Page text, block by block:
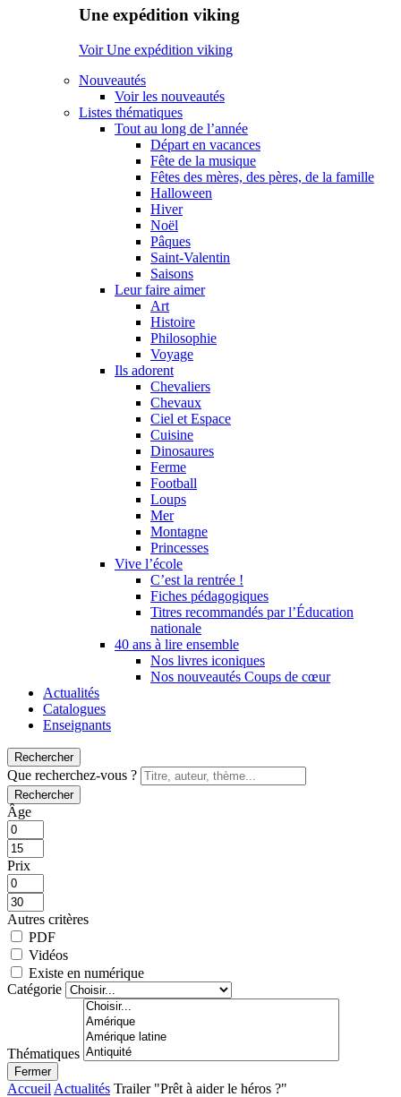
Une expédition viking
Voir Une expédition viking
Nouveautés
Voir les nouveautés
Listes thématiques
Tout au long de l’année
Départ en vacances
Fête de la musique
Fêtes des mères, des pères, de la famille
Halloween
Hiver
Noël
Pâques
Saint-Valentin
Saisons
Leur faire aimer
Art
Histoire
Philosophie
Voyage
Ils adorent
Chevaliers
Chevaux
Ciel et Espace
Cuisine
Dinosaures
Ferme
Football
Loups
Mer
Montagne
Princesses
Vive l’école
C’est la rentrée !
Fiches pédagogiques
Titres recommandés par l’Éducation
nationale
40 ans à lire ensemble
Nos livres iconiques
Nos nouveautés Coups de cœur
Actualités
Catalogues
Enseignants
Rechercher
Que recherchez-vous ?
Rechercher
Âge
Prix
Autres critères
PDF
Vidéos
Existe en numérique
Catégorie
Thématiques
Fermer
Accueil Actualités Trailer "Prêt à aider le héros ?"